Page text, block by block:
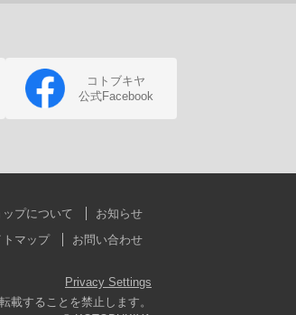
コトブキヤ
公式Facebook
ップについて
お知らせ
トマップ お問い合わせ
Privacy Settings
載することを禁止します。